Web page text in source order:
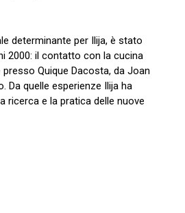
determinante per Ilija, è stato
2000: il contatto con la cucina
Quique Dacosta, da Joan
Da quelle esperienze Ilija ha
ricerca e la pratica delle nuove